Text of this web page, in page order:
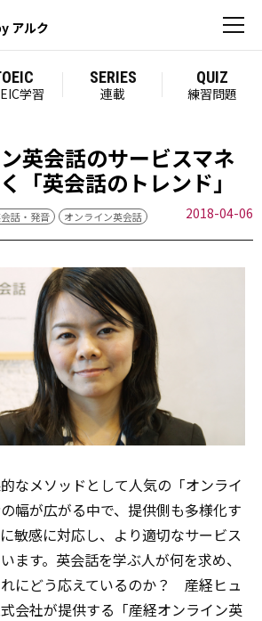
アルク
学習
SERIES
連載
QUIZ
練習問題
英会話のサービスマネ
「英会話のトレンド」
話・発音 オンライン英会話 2018-04-06
なメソッドとして人気の「オンライ
幅が広がる中で、提供側も多様化す
敏感に対応し、より適切なサービス
ます。英会話を学ぶ人が何を求め、
にどう応えているのか？ 産経ヒュ
会社が提供する「産経オンライン英